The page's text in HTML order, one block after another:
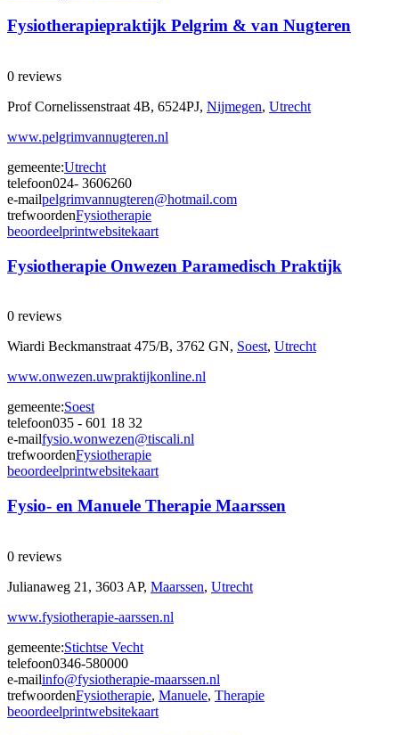
Fysiotherapiepraktijk Pelgrim & van Nugteren
0 reviews
Prof Cornelissenstraat 4B, 6524PJ, Nijmegen, Utrecht
www.pelgrimvannugteren.nl
gemeente:Utrecht
telefoon024- 3606260
e-mailpelgrimvannugteren@hotmail.com
trefwoordenFysiotherapie
beoordeelprintwebsitekaart
Fysiotherapie Onwezen Paramedisch Praktijk
0 reviews
Wiardi Beckmanstraat 475/B, 3762 GN, Soest, Utrecht
www.onwezen.uwpraktijkonline.nl
gemeente:Soest
telefoon035 - 601 18 32
e-mailfysio.wonwezen@tiscali.nl
trefwoordenFysiotherapie
beoordeelprintwebsitekaart
Fysio- en Manuele Therapie Maarssen
0 reviews
Julianaweg 21, 3603 AP, Maarssen, Utrecht
www.fysiotherapie-aarssen.nl
gemeente:Stichtse Vecht
telefoon0346-580000
e-mailinfo@fysiotherapie-maarssen.nl
trefwoordenFysiotherapie, Manuele, Therapie
beoordeelprintwebsitekaart